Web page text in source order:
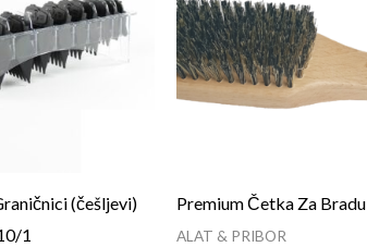
(češljevi)
1
Premium Četka Za Bradu
ALAT & PRIBOR